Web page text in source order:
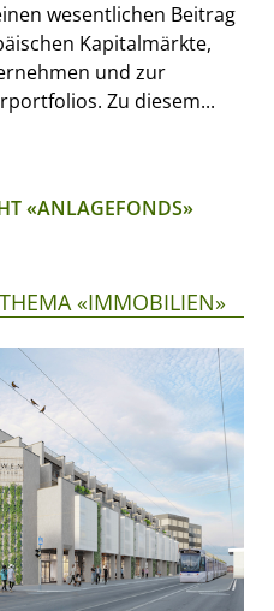
wesentlichen Beitrag
Kapitalmärkte,
und zur
Zu diesem...
«ANLAGEFONDS»
«IMMOBILIEN»